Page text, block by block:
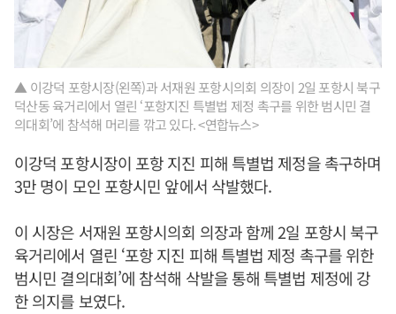
▲ 이강덕 포항시장(왼쪽)과 서재원 포항시의회 의장이 2일 포항시 북구
덕산동 육거리에서 열린 ‘포항지진 특별법 제정 촉구를 위한 범시민 결
의대회’에 참석해 머리를 깎고 있다. <연합뉴스>
이강덕 포항시장이 포항 지진 피해 특별법 제정을 촉구하며
3만 명이 모인 포항시민 앞에서 삭발했다.
이 시장은 서재원 포항시의회 의장과 함께 2일 포항시 북구
육거리에서 열린 ‘포항 지진 피해 특별법 제정 촉구를 위한
범시민 결의대회’에 참석해 삭발을 통해 특별법 제정에 강
한 의지를 보였다.